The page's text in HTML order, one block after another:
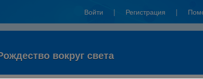
Войти | Регистрация |
вокруг света